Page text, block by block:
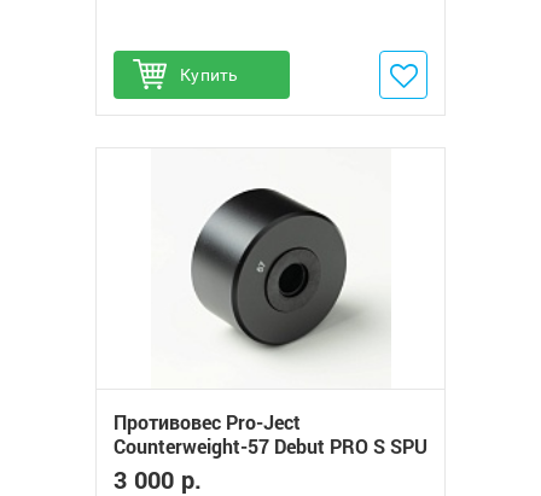
Купить
Добавить в избранное
Противовес Pro-Ject
Сounterweight-57 Debut PRO S SPU
(228g)
3 000 р.